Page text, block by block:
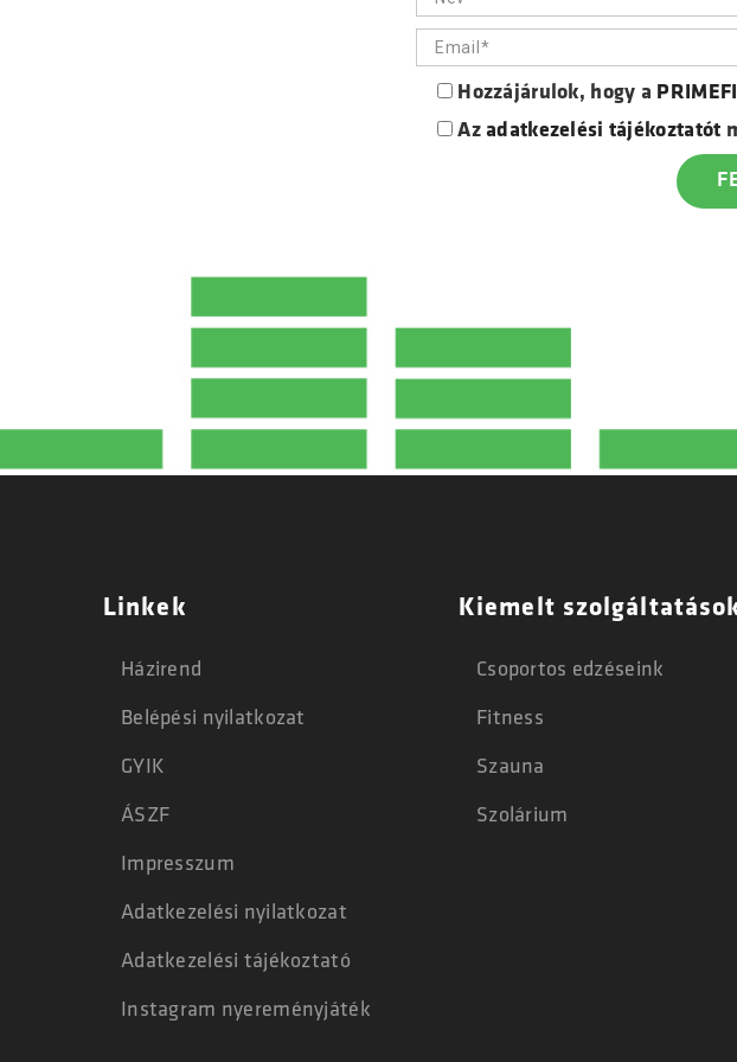
Hozzájárulok, hogy a
Az adatkezelési tájékoztatót
Linkek
Házirend
Belépési nyilatkozat
GYIK
ÁSZF
Impresszum
Adatkezelési nyilatkozat
Adatkezelési tájékoztató
Instagram nyereményjáték
Kiemelt
Csoportos edzéseink
Fitness
Szauna
Szolárium